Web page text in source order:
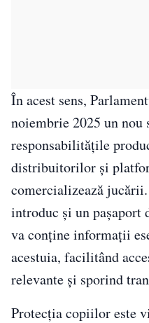
În acest sens,
noiembrie 2025 un nou
responsabilitățile
distribuitorilor și
comercializează
introduc și un
va conține informații
acestuia, facilitând
relevante și sporind
Protecția copiilor este